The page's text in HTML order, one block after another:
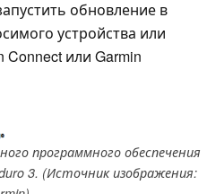
обновление в
устройства или
или Garmin
программного обеспечения
3. (Источник изображения: